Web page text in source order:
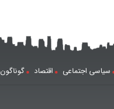
سیاسی اجتماعی اقتصاد گوناگون